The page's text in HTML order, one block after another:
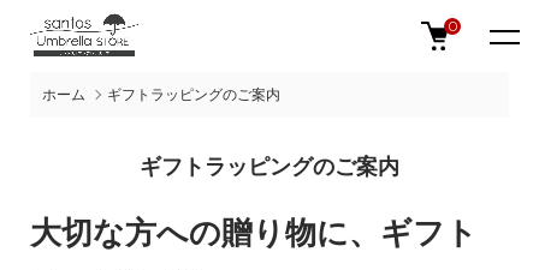
0
ホーム ギフトラッピングのご案内
ギフトラッピングのご案内
大切な方への贈り物に、ギフト